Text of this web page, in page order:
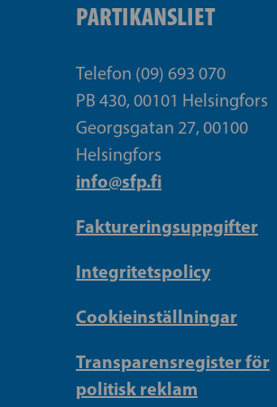
PARTIKANSLIET
Telefon (09) 693 070
PB 430, 00101 Helsingfors
Georgsgatan 27, 00100
Helsingfors
info@sfp.fi
Faktureringsuppgifter
Integritetspolicy
Cookieinställningar
Transparensregister för
politisk reklam